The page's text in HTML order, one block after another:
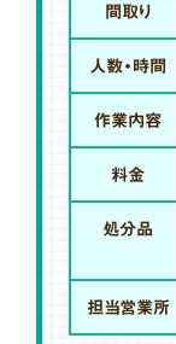
間取り
人数・時間
作業内容
料金
処分品
担当営業所